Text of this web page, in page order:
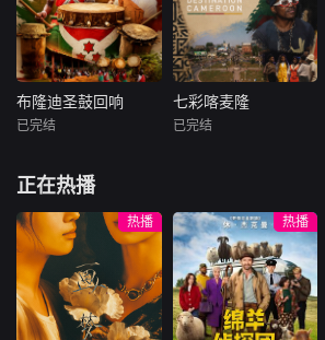
瘫痪等原因已无恢
复可能的四肢——
的治疗方法，而一
步步踏入在追求理
想的理性与疯狂之
间摇摆的危险领
一种突破性的疗法
在老年人
布隆迪圣鼓回响
布隆迪是非洲大湖
地区的一颗文化明
珠，其传统鼓乐被
誉为国家精神的象
征。布隆迪传统鼓
表演已被列入联合
国非物质文化遗产
名录，承载着深厚
布隆迪圣鼓回响
已完结
七彩喀麦隆
p;quot;之称，从热
带雨林到稀树草
原，从火山地貌到
海岸线，这片土地
上汇聚了非洲大陆
最具代表性的自然
七彩喀麦隆
已完结
正在热播
热播 热播